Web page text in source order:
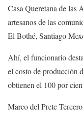
Casa Queretana de las
artesanos de las
El Bothé, Santiago
Ahí, el funcionario
el costo de producción
obtienen el 100 por
Marco del Prete